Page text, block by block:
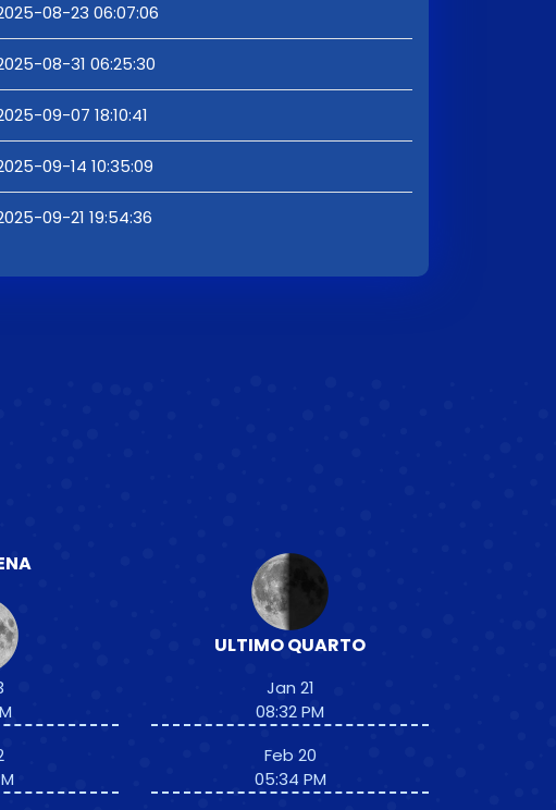
08-23 06:07:06
08-31 06:25:30
09-07 18:10:41
09-14 10:35:09
09-21 19:54:36
ULTIMO QUARTO
Jan 21
08:32 PM
Feb 20
05:34 PM